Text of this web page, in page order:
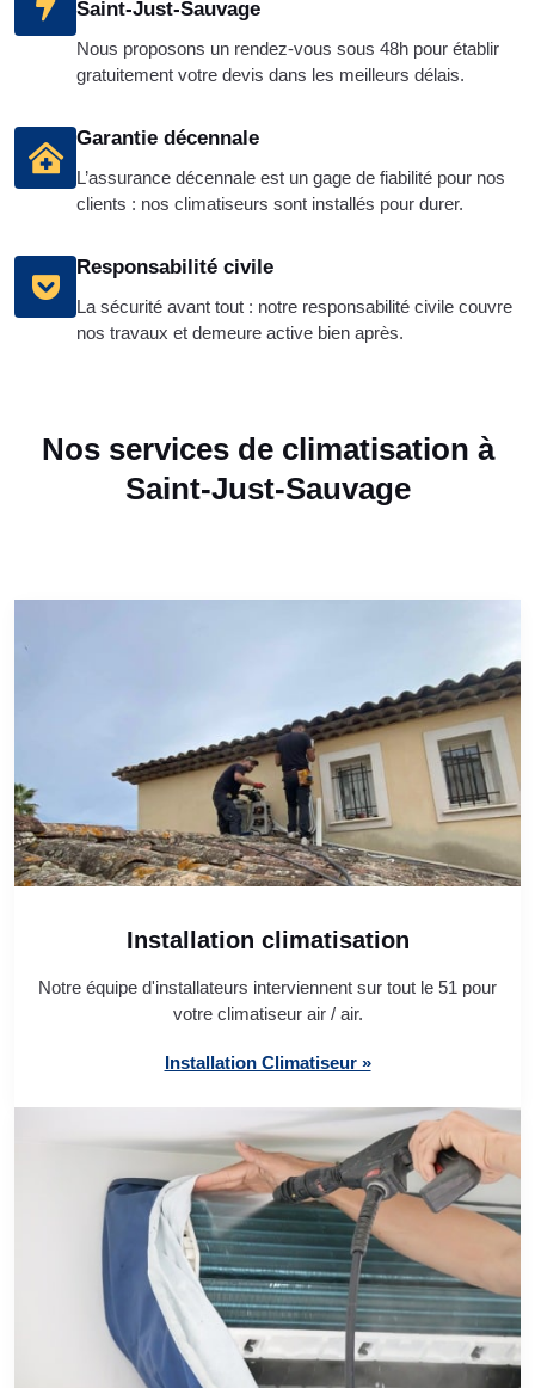
Saint-Just-Sauvage
Nous proposons un rendez-vous sous 48h pour établir
gratuitement votre devis dans les meilleurs délais.
Garantie décennale
L’assurance décennale est un gage de fiabilité pour nos
clients : nos climatiseurs sont installés pour durer.
Responsabilité civile
La sécurité avant tout : notre responsabilité civile couvre
nos travaux et demeure active bien après.
Nos services de climatisation à
Saint-Just-Sauvage
Installation climatisation
Notre équipe d'installateurs interviennent sur tout le 51 pour
votre climatiseur air / air.
Installation Climatiseur »